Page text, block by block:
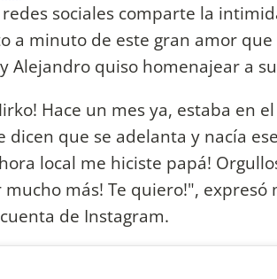
sociales comparte la
a minuto de este gran amor
Alejandro quiso homenajear a
Hace un mes ya, estaba en
que se adelanta y nacía
local me hiciste papá!
más! Te quiero!", expresó
de Instagram.